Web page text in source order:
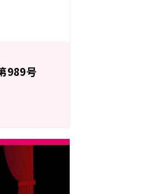
989号